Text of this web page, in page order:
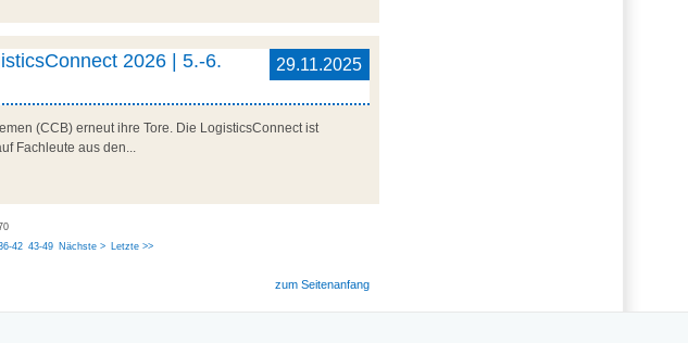
29.11.2025
2026 | 5.-6.
(CCB) erneut ihre Tore. Die LogisticsConnect ist
Fachleute aus den...
42 43-49 Nächste > Letzte >>
zum Seitenanfang